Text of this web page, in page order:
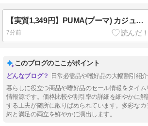
【実質1,349円】PUMA(プーマ) カジュアル スポーツ ショートパンツ ウーブン 速乾ESS TAPE ウーブン 5 ショートパンツ 687686メンズ Lサイズ
7分前
このブログのここがポイント
日常必需品や嗜好品の大幅割引紹介
暮らしに役立つ商品や嗜好品のセール情報をタイ
情報源です。価格比較や割引率の詳細を細やかに
する工夫が随所に散りばめられています。多彩な
約と満足の両立を鮮やかに演出します。